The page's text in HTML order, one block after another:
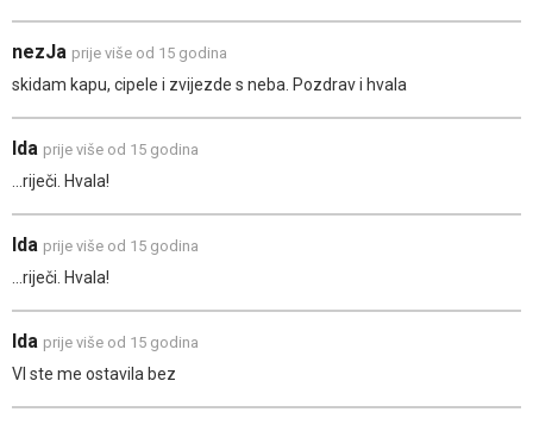
nezJa prije više od 15 godina
skidam kapu, cipele i zvijezde s neba. Pozdrav i hvala
Ida prije više od 15 godina
...riječi. Hvala!
Ida prije više od 15 godina
...riječi. Hvala!
Ida prije više od 15 godina
VI ste me ostavila bez